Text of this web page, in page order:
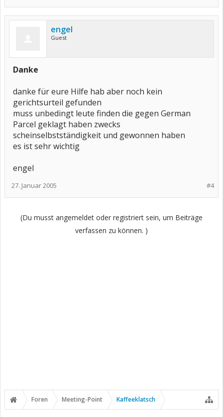
engel
Guest
Danke
danke für eure Hilfe hab aber noch kein
gerichtsurteil gefunden
muss unbedingt leute finden die gegen German
Parcel geklagt haben zwecks
scheinselbstständigkeit und gewonnen haben
es ist sehr wichtig
engel
#4
27. Januar 2005
(Du musst angemeldet oder registriert sein, um Beiträge
verfassen zu können. )
Foren Meeting-Point Kaffeeklatsch